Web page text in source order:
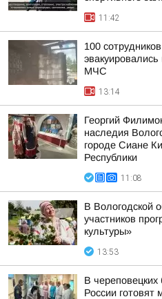
11:42
100
МЧС
13:14
Георгий
наследия
городе Сиане
Республики
11:08
В Вологодской
участников
культуры»
13:53
В
России готовят